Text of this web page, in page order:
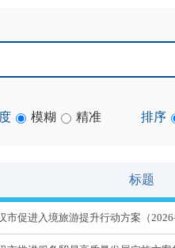
模糊 精准 排序
标题
市促进入境旅游提升行动方案（